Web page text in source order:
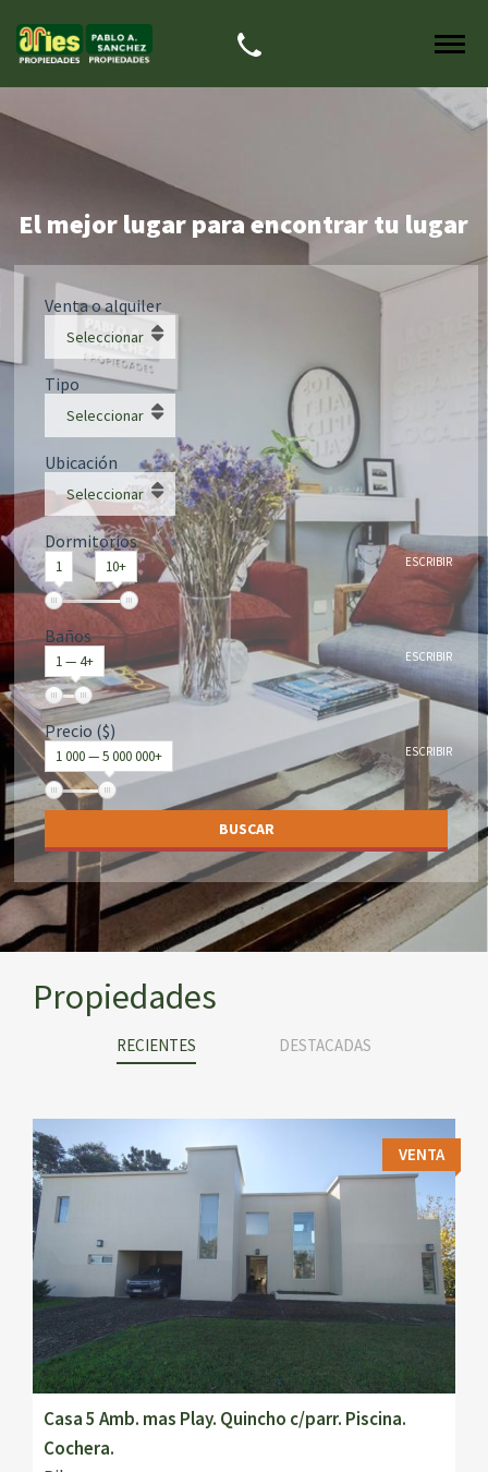
El mejor lugar para encontrar tu lugar
Venta o alquiler
Seleccionar
Tipo
Seleccionar
Ubicación
Seleccionar
Dormitorios
ESCRIBIR
1 10+
Baños
ESCRIBIR
1 — 4+
Precio ($)
ESCRIBIR
1 000 — 5 000 000+
BUSCAR
Propiedades
RECIENTES DESTACADAS
VENTA
Casa 5 Amb. mas Play. Quincho c/parr. Piscina.
Cochera.